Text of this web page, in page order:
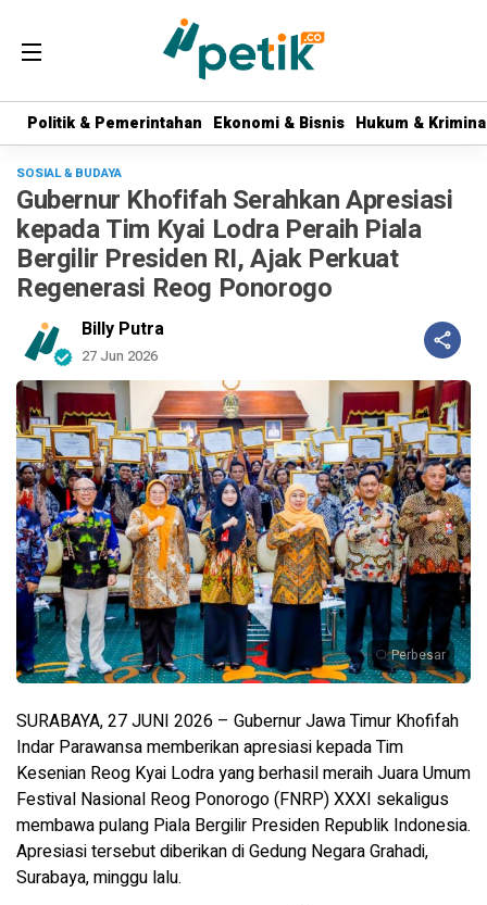
Politik & Pemerintahan Ekonomi & Bisnis Hukum &
Politik & Pemerintahan Ekonomi & Bisnis Hukum &
SOSIAL & BUDAYA
Gubernur Khofifah Serahkan Apresiasi
kepada Tim Kyai Lodra Peraih Piala
Bergilir Presiden RI, Ajak Perkuat
Regenerasi Reog Ponorogo
Billy Putra
27 Jun 2026
Perbesar
SURABAYA, 27 JUNI 2026 – Gubernur Jawa Timur Khofifah
Indar Parawansa memberikan apresiasi kepada Tim
Kesenian Reog Kyai Lodra yang berhasil meraih Juara Umum
Festival Nasional Reog Ponorogo (FNRP) XXXI sekaligus
membawa pulang Piala Bergilir Presiden Republik Indonesia.
Apresiasi tersebut diberikan di Gedung Negara Grahadi,
Surabaya, minggu lalu.